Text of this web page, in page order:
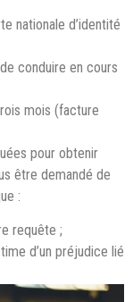
nationale d’identité
conduire en cours
mois (facture
pour obtenir
être demandé de
:
requête ;
d’un préjudice lié